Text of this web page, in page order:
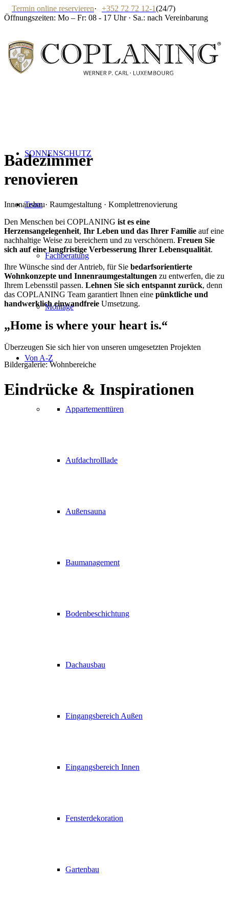
Termin online reservieren· +352 72 72 12-1(24/7)
Öffnungszeiten: Mo – Fr: 08 - 17 Uhr · Sa.: nach Vereinbarung
SONNENSCHUTZ
Team
Fachberatung
Montage
Von A-Z
Appartementtüren
Aufdachrolllade
Außensauna
Baumanagement
Bodenbeschichtung
Dachausbau
Eingangsbereich Außen
Eingangsbereich Innen
Fensterdekoration
Gartenbau
Badezimmer
renovieren
Innenausbau· Raumgestaltung · Komplettrenovierung
Den Menschen bei COPLANING ist es eine
Herzensangelegenheit, Ihr Leben und das Ihrer Familie auf eine
nachhaltige Weise zu bereichern und zu verschönern. Freuen Sie
sich auf eine langfristige Verbesserung Ihrer Lebensqualität.
Ihre Wünsche sind der Antrieb, für Sie bedarfsorientierte
Wohnkonzepte und Innenraumgestaltungen zu entwerfen, die zu
Ihrem Lebensstil passen. Lehnen Sie sich entspannt zurück, denn
das COPLANING Team garantiert Ihnen eine pünktliche und
handwerklich einwandfreie Umsetzung.
„Home is where your heart is.“
Überzeugen Sie sich hier von unseren umgesetzten Projekten
Bildergalerie: Wohnbereiche
Eindrücke & Inspirationen